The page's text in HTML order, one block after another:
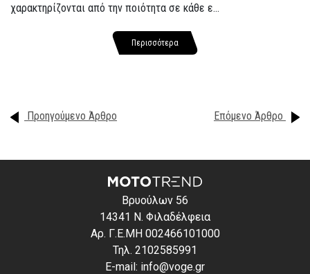
χαρακτηρίζονται από την ποιότητα σε κάθε ε...
Περισσότερα
Προηγούμενο Άρθρο Επόμενο Άρθρο
Βρυούλων 56
14341 Ν. Φιλαδέλφεια
Αρ. Γ.Ε.ΜΗ 002466101000
Τηλ. 2102585991
E-mail: info@voge.gr